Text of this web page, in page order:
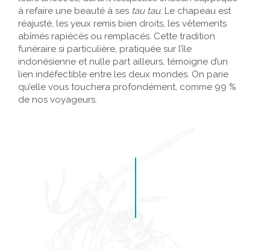
à refaire une beauté à ses tau tau. Le chapeau est
réajusté, les yeux remis bien droits, les vêtements
abîmés rapiécés ou remplacés. Cette tradition
funéraire si particulière, pratiquée sur l’île
indonésienne et nulle part ailleurs, témoigne d’un
lien indéfectible entre les deux mondes. On parie
qu’elle vous touchera profondément, comme 99 %
de nos voyageurs.